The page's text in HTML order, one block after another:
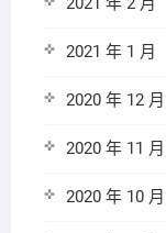
2021 年 1 月
2020 年 12 月
2020 年 11 月
2020 年 10 月